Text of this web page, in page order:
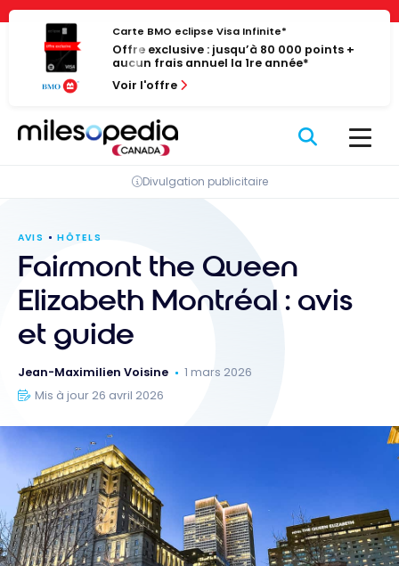
Panneau de gestion des cookies
Passer
contenu
Carte BMO eclipse Visa Infinite*
Offre exclusive : jusqu’à 80 000 points +
aucun frais annuel la 1re année*
Voir l'offre
Divulgation publicitaire
AVIS HÔTELS
Fairmont the Queen
Elizabeth Montréal : avis
et guide
Jean-Maximilien Voisine
1 mars 2026
Mis à jour 26 avril 2026